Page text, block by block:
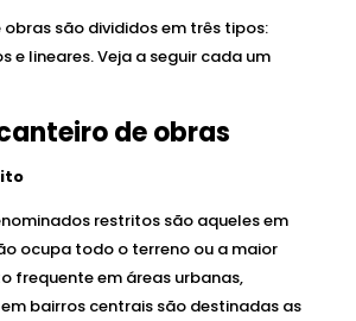
obras são divididos em três tipos:
e lineares. Veja a seguir cada um
de obras
restritos são aqueles em
ocupa todo o terreno ou a maior
frequente em áreas urbanas,
bairros centrais são destinadas as